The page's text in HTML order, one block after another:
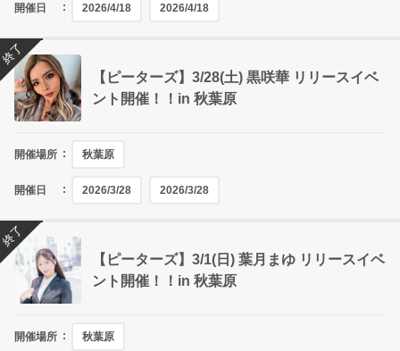
開催日 2026/4/18 2026/4/18
【ピーターズ】3/28(土) 黒咲華 リリースイベ
ント開催！！in 秋葉原
開催場所 秋葉原
開催日 2026/3/28 2026/3/28
終了
【ピーターズ】3/1(日) 葉月まゆ リリースイベ
ント開催！！in 秋葉原
開催場所 秋葉原
終了